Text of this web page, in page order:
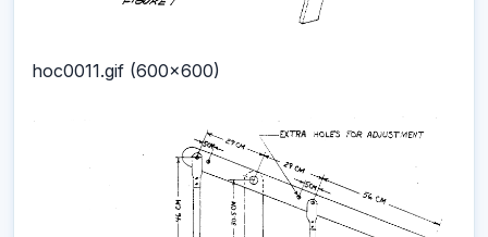
hoc0011.gif (600x600)